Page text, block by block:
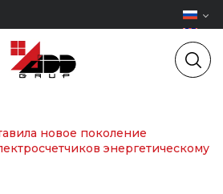
новое поколение
энергетическому